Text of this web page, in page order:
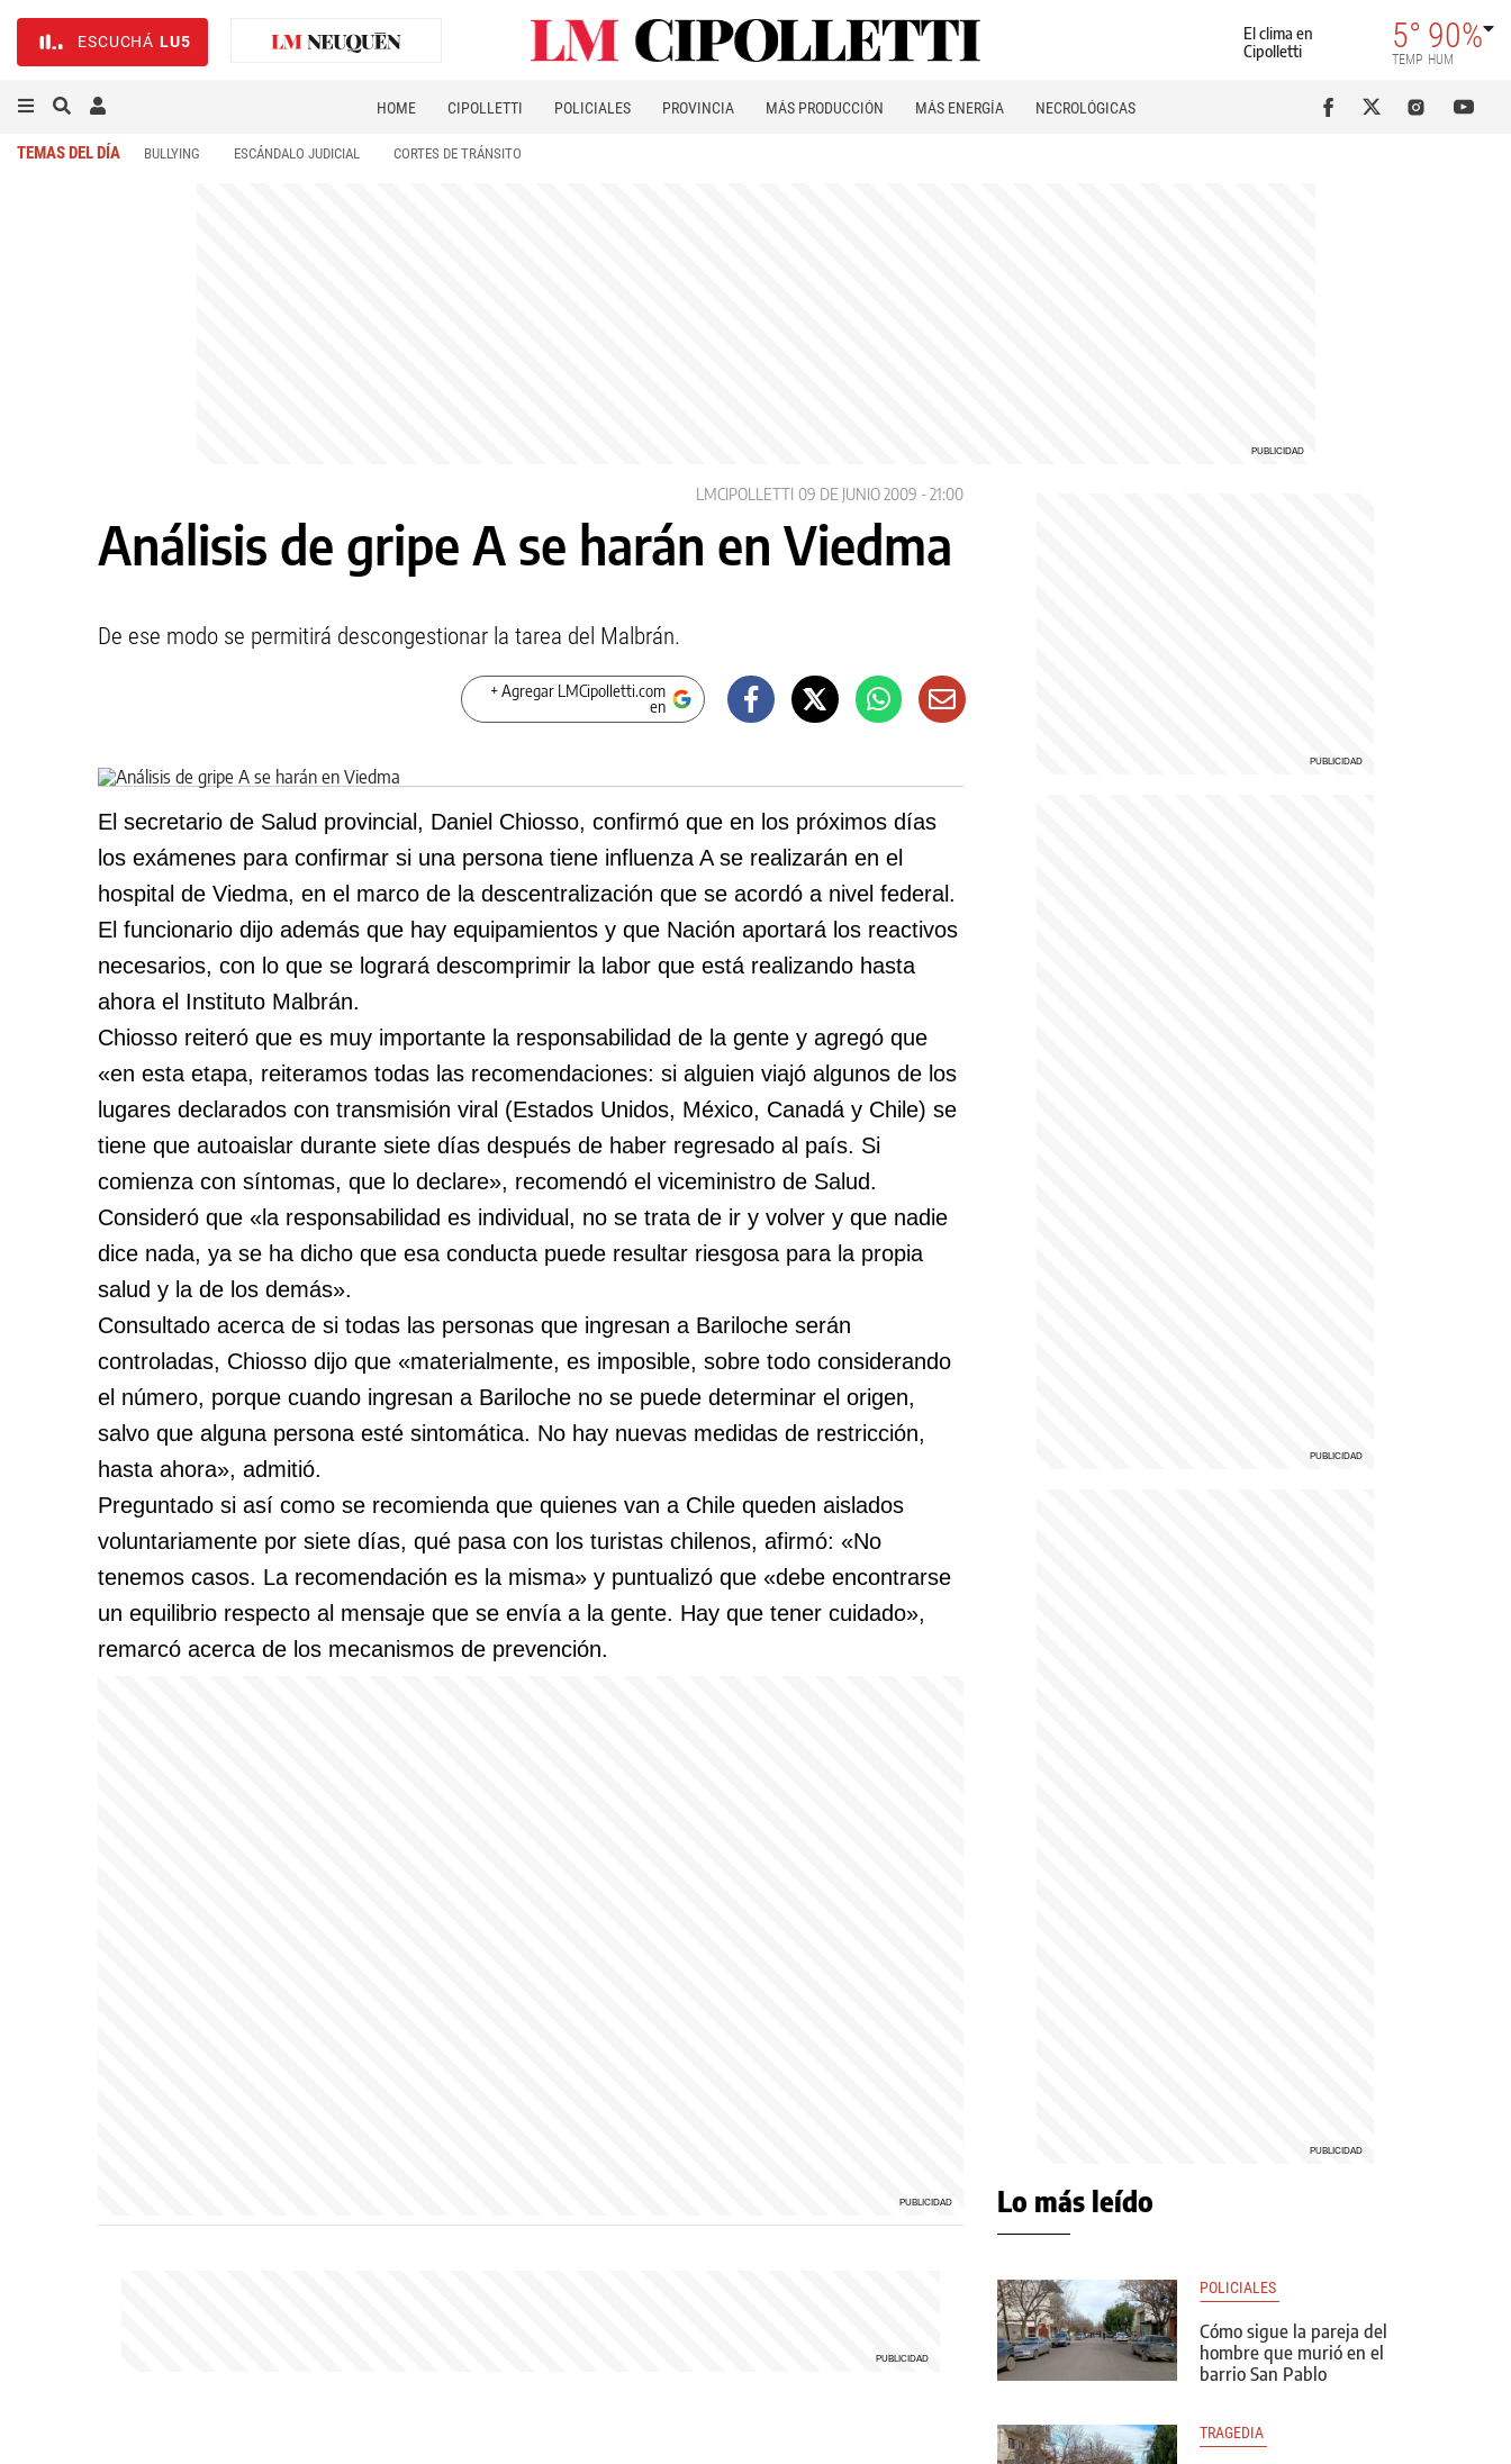
ESCUCHÁ LU5
El clima en
Cipolletti
5°
TEMP
90%
HUM
HOME CIPOLLETTI POLICIALES PROVINCIA MÁS PRODUCCIÓN MÁS ENERGÍA NECROLÓGICAS
TEMAS DEL DÍA BULLYING ESCÁNDALO JUDICIAL CORTES DE TRÁNSITO
LMCIPOLLETTI 09 DE JUNIO 2009 - 21:00
Análisis de gripe A se harán en Viedma
De ese modo se permitirá descongestionar la tarea del Malbrán.
+ Agregar LMCipolletti.com
en
El secretario de Salud provincial, Daniel Chiosso, confirmó que en los próximos días
los exámenes para confirmar si una persona tiene influenza A se realizarán en el
hospital de Viedma, en el marco de la descentralización que se acordó a nivel federal.
El funcionario dijo además que hay equipamientos y que Nación aportará los reactivos
necesarios, con lo que se logrará descomprimir la labor que está realizando hasta
ahora el Instituto Malbrán.
Chiosso reiteró que es muy importante la responsabilidad de la gente y agregó que
«en esta etapa, reiteramos todas las recomendaciones: si alguien viajó algunos de los
lugares declarados con transmisión viral (Estados Unidos, México, Canadá y Chile) se
tiene que autoaislar durante siete días después de haber regresado al país. Si
comienza con síntomas, que lo declare», recomendó el viceministro de Salud.
Consideró que «la responsabilidad es individual, no se trata de ir y volver y que nadie
dice nada, ya se ha dicho que esa conducta puede resultar riesgosa para la propia
salud y la de los demás».
Consultado acerca de si todas las personas que ingresan a Bariloche serán
controladas, Chiosso dijo que «materialmente, es imposible, sobre todo considerando
el número, porque cuando ingresan a Bariloche no se puede determinar el origen,
salvo que alguna persona esté sintomática. No hay nuevas medidas de restricción,
hasta ahora», admitió.
Preguntado si así como se recomienda que quienes van a Chile queden aislados
voluntariamente por siete días, qué pasa con los turistas chilenos, afirmó: «No
tenemos casos. La recomendación es la misma» y puntualizó que «debe encontrarse
un equilibrio respecto al mensaje que se envía a la gente. Hay que tener cuidado»,
remarcó acerca de los mecanismos de prevención.
Lo más leído
POLICIALES
Cómo sigue la pareja del
hombre que murió en el
barrio San Pablo
TRAGEDIA